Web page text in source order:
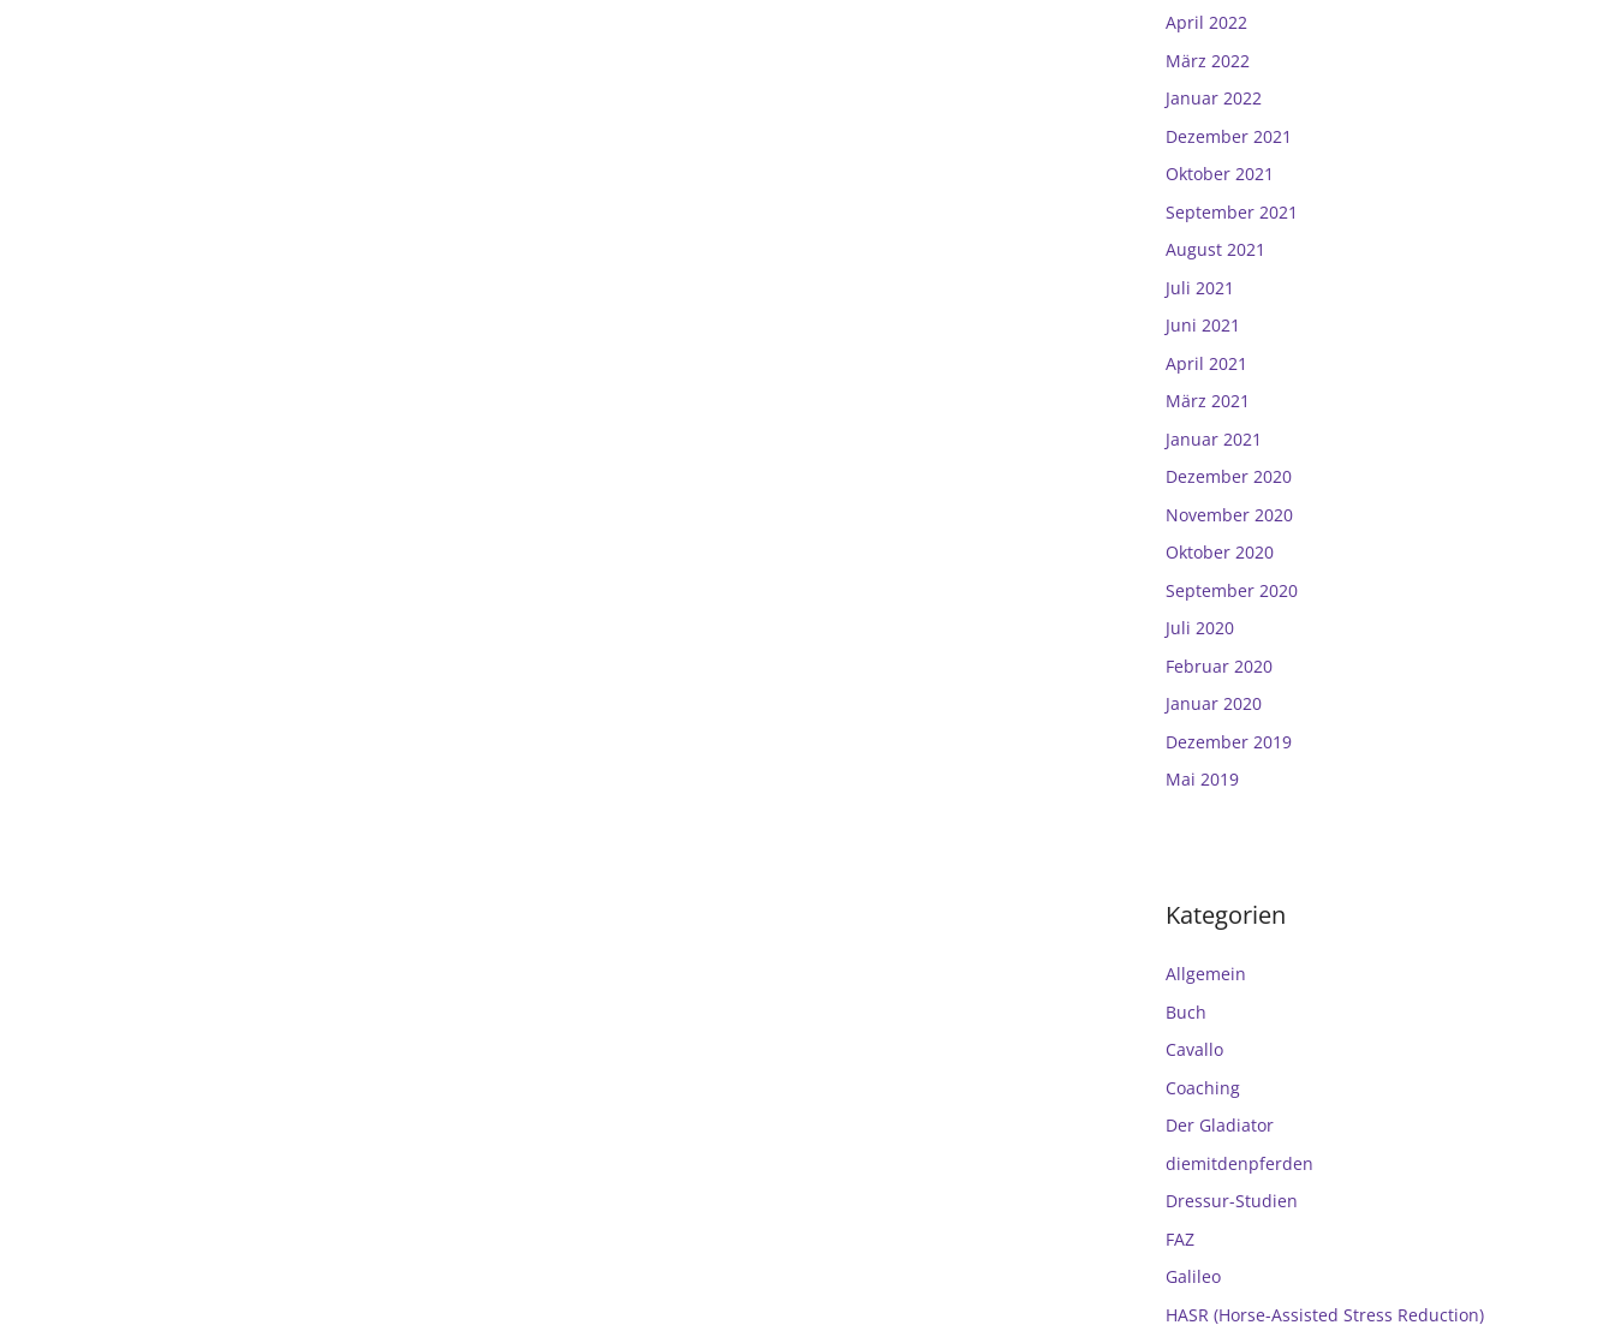
April 2022
März 2022
Januar 2022
Dezember 2021
Oktober 2021
September 2021
August 2021
Juli 2021
Juni 2021
April 2021
März 2021
Januar 2021
Dezember 2020
November 2020
Oktober 2020
September 2020
Juli 2020
Februar 2020
Januar 2020
Dezember 2019
Mai 2019
Kategorien
Allgemein
Buch
Cavallo
Coaching
Der Gladiator
diemitdenpferden
Dressur-Studien
FAZ
Galileo
HASR (Horse-Assisted Stress Reduction)